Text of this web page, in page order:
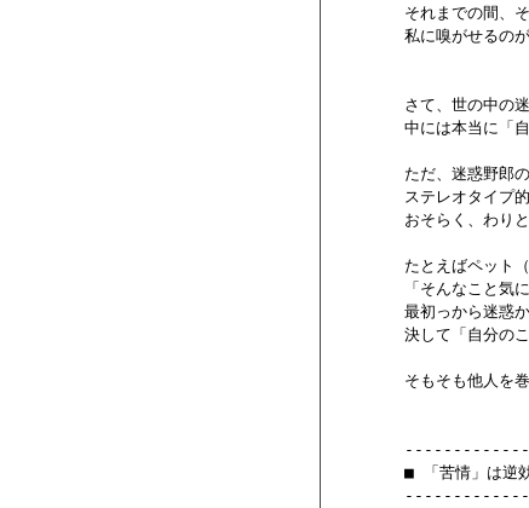
それまでの間、そ
私に嗅がせるのが
さて、世の中の迷
中には本当に「自
ただ、迷惑野郎の
ステレオタイプ的
おそらく、わりと
たとえばペット（
「そんなこと気に
最初っから迷惑か
決して「自分のこ
そもそも他人を巻
■ 「苦情」は逆